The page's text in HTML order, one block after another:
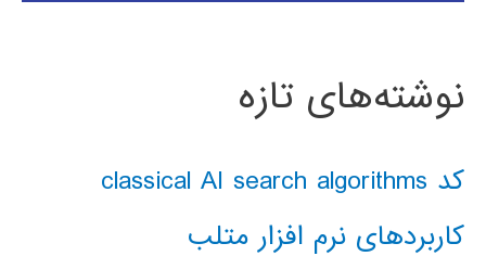
نوشته‌های تازه
کد classical AI search algorithms
کاربردهای نرم افزار متلب